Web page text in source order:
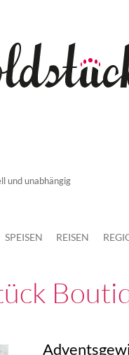
und unabhängig
SPEISEN REISEN